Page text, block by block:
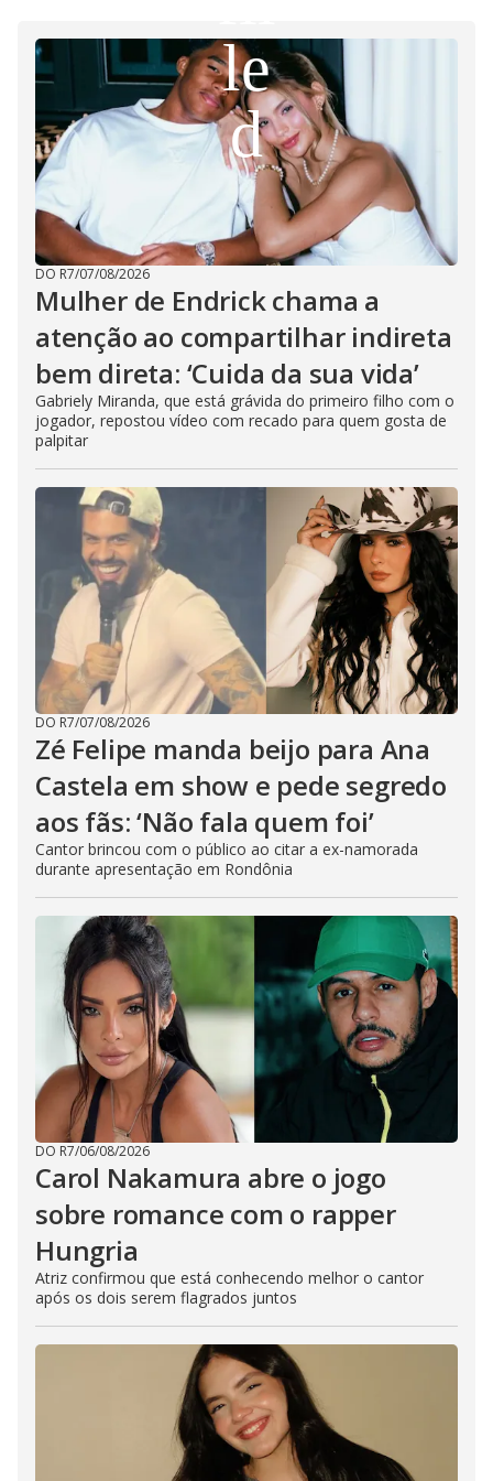
d
e
o
DO R7/07/08/2026
Mulher de Endrick chama a
atenção ao compartilhar indireta
bem direta: ‘Cuida da sua vida’
Gabriely Miranda, que está grávida do primeiro filho com o
jogador, repostou vídeo com recado para quem gosta de
palpitar
DO R7/07/08/2026
Zé Felipe manda beijo para Ana
Castela em show e pede segredo
aos fãs: ‘Não fala quem foi’
Cantor brincou com o público ao citar a ex-namorada
durante apresentação em Rondônia
DO R7/06/08/2026
Carol Nakamura abre o jogo
sobre romance com o rapper
Hungria
Atriz confirmou que está conhecendo melhor o cantor
após os dois serem flagrados juntos